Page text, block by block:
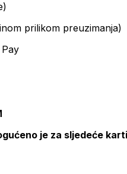
prilikom preuzimanja)
je za sljedeće